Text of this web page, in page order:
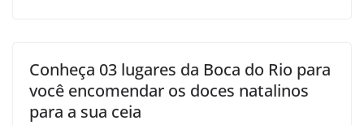
Conheça 03 lugares da Boca do Rio para
você encomendar os doces natalinos
para a sua ceia